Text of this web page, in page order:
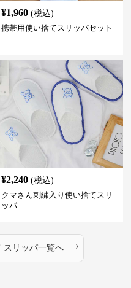
¥1,960 (税込)
携帯用使い捨てスリッパセット
¥2,240 (税込)
クマさん刺繍入り使い捨てスリ
ッパ
スリッパ一覧へ ›